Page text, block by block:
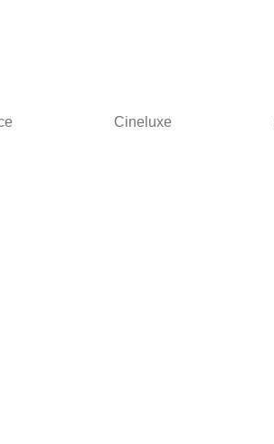
Cineluxe